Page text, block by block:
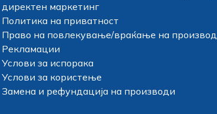
директен маркетинг
Политика на приватност
Право на повлекување/враќање на производ
Рекламации
Услови за испорака
Услови за користење
Замена и рефундација на производи